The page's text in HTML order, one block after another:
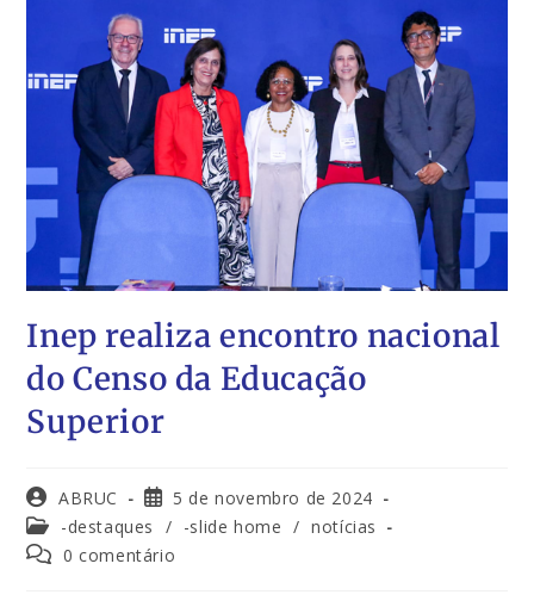
Inep realiza encontro nacional
do Censo da Educação
Superior
ABRUC
5 de novembro de 2024
-destaques
/ -slide home / notícias
0 comentário